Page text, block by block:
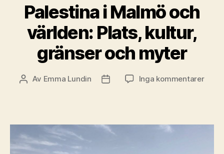
Palestina i Malmö och
världen: Plats, kultur,
gränser och myter
Inläggsförfattare
Av Emma Lundin InläggsdatumInga kommentarertill